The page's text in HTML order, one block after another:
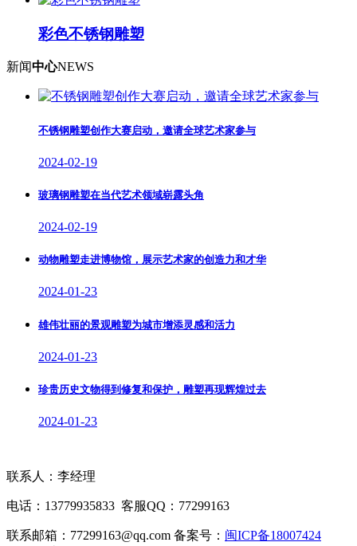
彩色不锈钢雕塑
新闻中心NEWS
不锈钢雕塑创作大赛启动，邀请全球艺术家参与
2024-02-19
玻璃钢雕塑在当代艺术领域崭露头角
2024-02-19
动物雕塑走进博物馆，展示艺术家的创造力和才华
2024-01-23
雄伟壮丽的景观雕塑为城市增添灵感和活力
2024-01-23
珍贵历史文物得到修复和保护，雕塑再现辉煌过去
2024-01-23
联系人：李经理
电话：13779935833 客服QQ：77299163
联系邮箱：77299163@qq.com 备案号： 闽ICP备18007424